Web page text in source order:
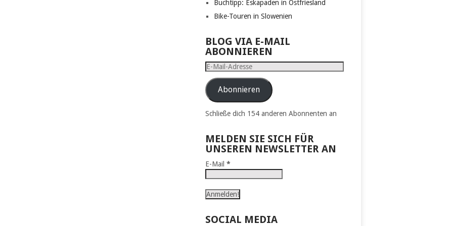
Buchtipp: Eskapaden in Ostfriesland
Bike-Touren in Slowenien
BLOG VIA E-MAIL
ABONNIEREN
E-
Mail-
AdresseAbonnieren
Schließe dich 154 anderen Abonnenten an
MELDEN SIE SICH FÜR
UNSEREN NEWSLETTER AN
E-Mail*
SOCIAL MEDIA